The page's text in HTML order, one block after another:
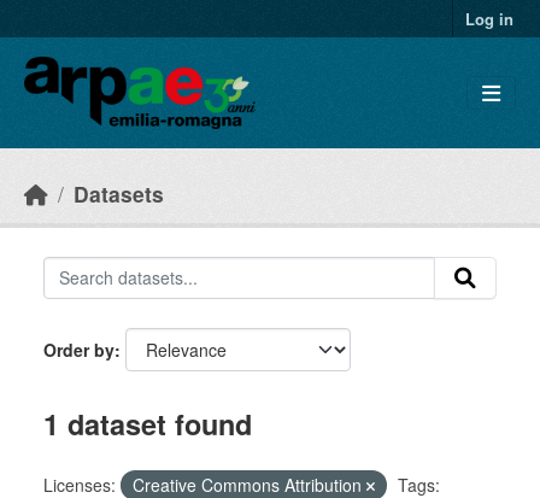
Log in
Datasets
Order by
1 dataset found
Licenses: Creative Commons Attribution
Tags: